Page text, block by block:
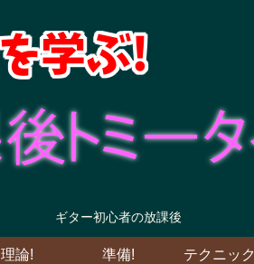
ギター初心者の放課後
理論! 準備! テクニック